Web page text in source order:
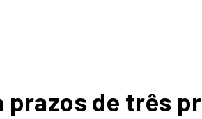
prazos de três